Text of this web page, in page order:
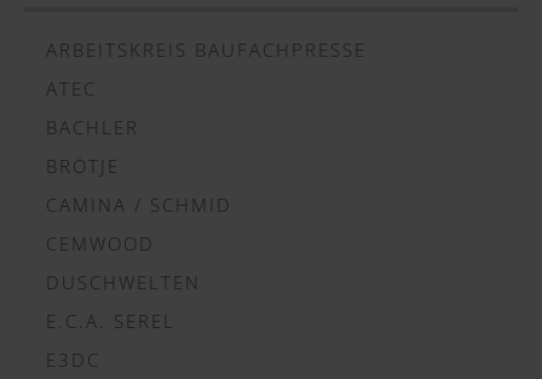
ARBEITSKREIS BAUFACHPRESSE
ATEC
BACHLER
BRÖTJE
CAMINA / SCHMID
CEMWOOD
DUSCHWELTEN
E.C.A. SEREL
E3DC